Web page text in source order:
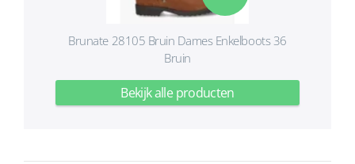
Brunate 28105 Bruin Dames Enkelboots 36
Bruin
Bekijk alle producten